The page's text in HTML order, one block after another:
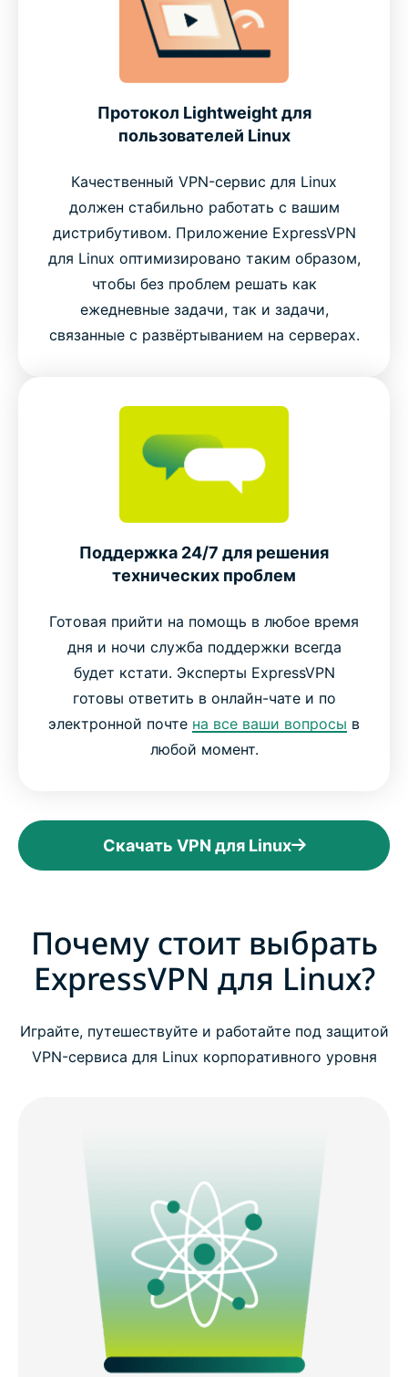
Протокол Lightweight для
пользователей Linux
Качественный VPN-сервис для Linux
должен стабильно работать с вашим
дистрибутивом. Приложение ExpressVPN
для Linux оптимизировано таким образом,
чтобы без проблем решать как
ежедневные задачи, так и задачи,
связанные с развёртыванием на серверах.
Поддержка 24/7 для решения
технических проблем
Готовая прийти на помощь в любое время
дня и ночи служба поддержки всегда
будет кстати. Эксперты ExpressVPN
готовы ответить в онлайн-чате и по
электронной почте на все ваши вопросы в
любой момент.
Скачать VPN для Linux
Почему стоит выбрать
ExpressVPN для Linux?
Играйте, путешествуйте и работайте под защитой
VPN-сервиса для Linux корпоративного уровня